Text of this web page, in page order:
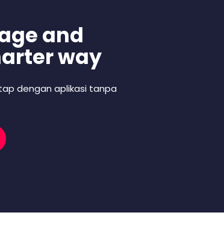
and
way
dengan aplikasi tanpa